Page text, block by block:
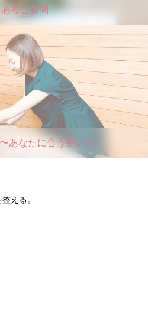
あるご質問
あなたに合う整いへ。
える。